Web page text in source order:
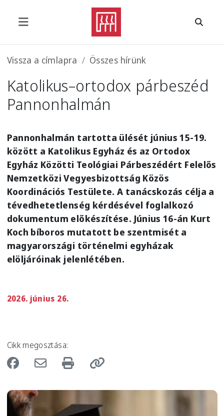
Morzsa
Vissza a címlapra Összes hírünk
Katolikus–ortodox párbeszéd
Pannonhalmán
Pannonhalmán tartotta ülését június 15-19.
között a Katolikus Egyház és az Ortodox
Egyház Közötti Teológiai Párbeszédért Felelős
Nemzetközi Vegyesbizottság Közös
Koordinációs Testülete. A tanácskozás célja a
tévedhetetlenség kérdésével foglalkozó
dokumentum előkészítése. Június 16-án Kurt
Koch bíboros mutatott be szentmisét a
magyarországi történelmi egyházak
elöljáróinak jelenlétében.
2026. június 26.
Cikk megosztása:
Image